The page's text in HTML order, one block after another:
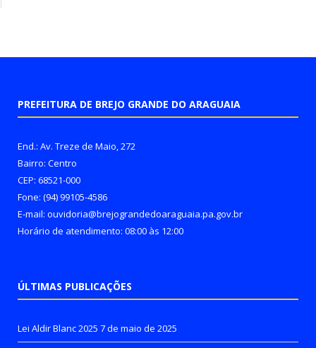
PREFEITURA DE BREJO GRANDE DO ARAGUAIA
End.: Av. Treze de Maio, 272
Bairro: Centro
CEP: 68521-000
Fone: (94) 99105-4586
E-mail: ouvidoria@brejograndedoaraguaia.pa.gov.br
Horário de atendimento: 08:00 às 12:00
ÚLTIMAS PUBLICAÇÕES
Lei Aldir Blanc 2025 7 de maio de 2025